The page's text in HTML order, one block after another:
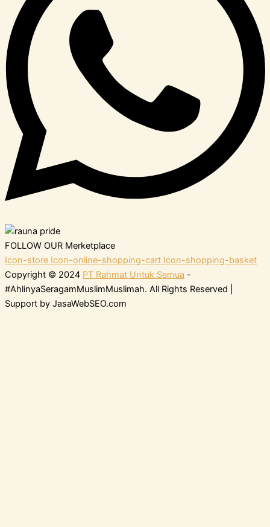
FOLLOW OUR Merketplace
Icon-store Icon-online-shopping-cart Icon-shopping-basket
Copyright © 2024 PT Rahmat Untuk Semua -
#AhlinyaSeragamMuslimMuslimah. All Rights Reserved |
Support by JasaWebSEO.com